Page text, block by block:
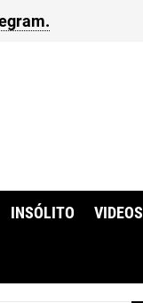
INSÓLITO VIDEOS